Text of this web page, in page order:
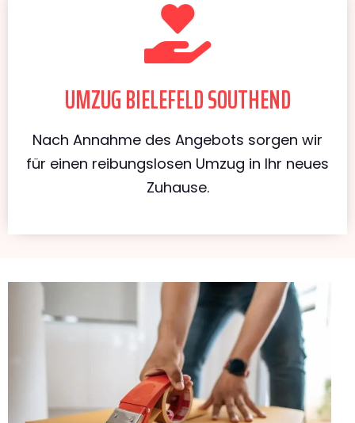
UMZUG BIELEFELD SOUTHEND
Nach Annahme des Angebots sorgen wir
für einen reibungslosen Umzug in Ihr neues
Zuhause.